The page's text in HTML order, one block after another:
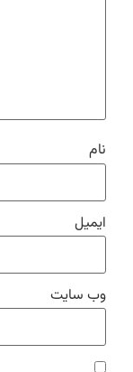
نام
ایمیل
وب‌ سایت